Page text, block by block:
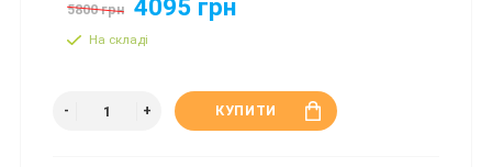
5800 грн 4095 грн
На складі
КУПИТИ